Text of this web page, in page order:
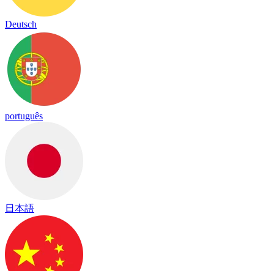
Deutsch
português
日本語